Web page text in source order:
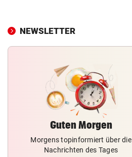
NEWSLETTER
Guten Morgen
Morgens topinformiert über die
Nachrichten des Tages